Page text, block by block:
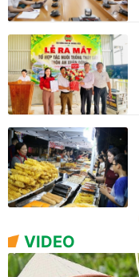
VIDEO